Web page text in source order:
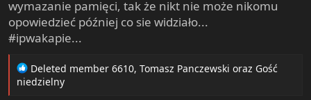
wymazanie pamięci, tak że nikt nie może nikomu
opowiedzieć później co sie widziało...
#ipwakapie...
R
e
Deleted member 6610, Tomasz Panczewski oraz Gość
niedzielny